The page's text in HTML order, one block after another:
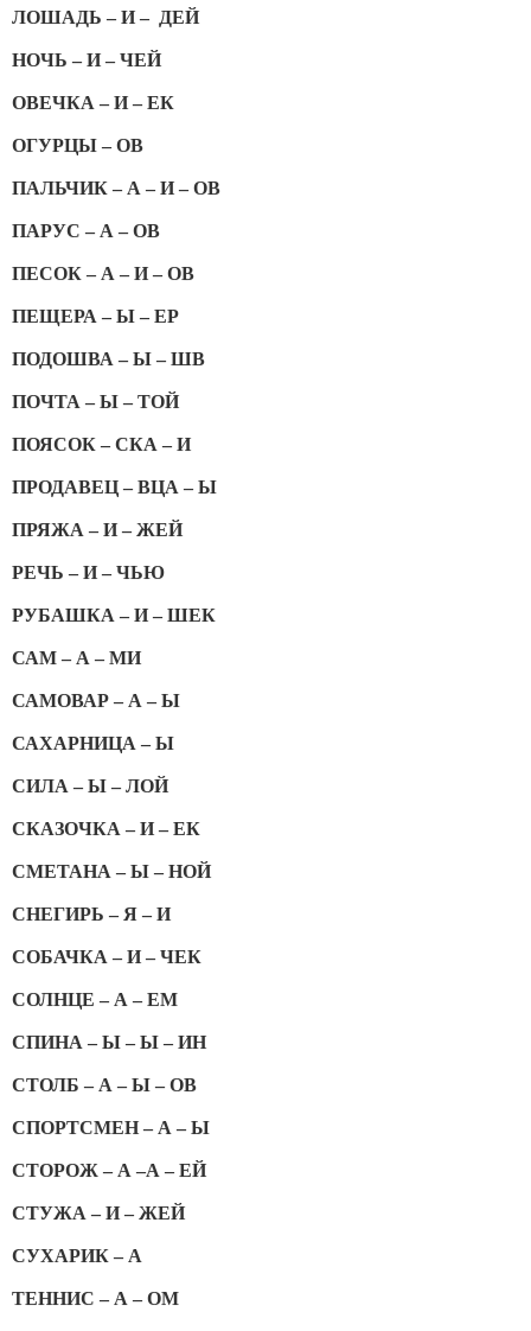
ЛОШАДЬ – И – ДЕЙ
НОЧЬ – И – ЧЕЙ
ОВЕЧКА – И – ЕК
ОГУРЦЫ – ОВ
ПАЛЬЧИК – А – И – ОВ
ПАРУС – А – ОВ
ПЕСОК – А – И – ОВ
ПЕЩЕРА – Ы – ЕР
ПОДОШВА – Ы – ШВ
ПОЧТА – Ы – ТОЙ
ПОЯСОК – СКА – И
ПРОДАВЕЦ – ВЦА – Ы
ПРЯЖА – И – ЖЕЙ
РЕЧЬ – И – ЧЬЮ
РУБАШКА – И – ШЕК
САМ – А – МИ
САМОВАР – А – Ы
САХАРНИЦА – Ы
СИЛА – Ы – ЛОЙ
СКАЗОЧКА – И – ЕК
СМЕТАНА – Ы – НОЙ
СНЕГИРЬ – Я – И
СОБАЧКА – И – ЧЕК
СОЛНЦЕ – А – ЕМ
СПИНА – Ы – Ы – ИН
СТОЛБ – А – Ы – ОВ
СПОРТСМЕН – А – Ы
СТОРОЖ – А –А – ЕЙ
СТУЖА – И – ЖЕЙ
СУХАРИК – А
ТЕННИС – А – ОМ